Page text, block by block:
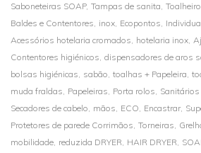
Saboneteiras SOAP, Tampas de sanita,
Baldes e Contentores, inox, Ecopontos,
Acessórios hotelaria cromados, hotelaria inox,
Contentores higiénicos, dispensadores de aros
bolsas higiénicas, sabão, toalhas + Papeleira,
muda fraldas, Papeleiras, Porta rolos, Sanitários
Secadores de cabelo, mãos, ECO, Encastrar,
Protetores de parede Corrimãos, Torneiras,
mobilidade, reduzida DRYER, HAIR DRYER,